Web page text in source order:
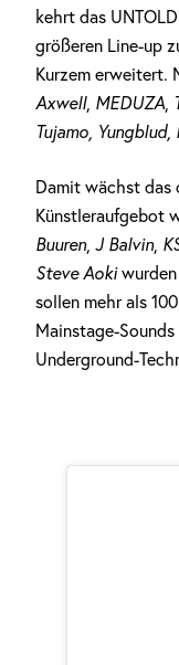
kehrt das
größeren Line-up
Kurzem erweitert.
Axwell, MEDUZA,
Tujamo,
Damit wächst das
Künstleraufgebot
Buuren, J Balvin,
Steve Aokiwurden
sollen mehr als
Mainstage-
Underground-